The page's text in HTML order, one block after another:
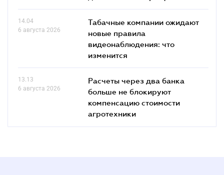
14.04
6 августа 2026
Табачные компании ожидают
новые правила
видеонаблюдения: что
изменится
13.13
6 августа 2026
Расчеты через два банка
больше не блокируют
компенсацию стоимости
агротехники